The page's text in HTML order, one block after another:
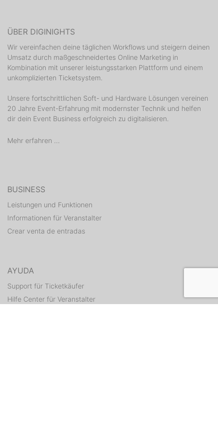
ÜBER DIGINIGHTS
Wir vereinfachen deine täglichen Workflows und steigern deinen
Umsatz durch maßgeschneidertes Online Marketing in
Kombination mit unserer leistungsstarken Plattform und einem
unkomplizierten Ticketsystem.
Unsere fortschrittlichen Soft- und Hardware Lösungen vereinen
20 Jahre Event-Erfahrung mit modernster Technik und helfen
dir dein Event Business erfolgreich zu digitalisieren.
Mehr erfahren ...
BUSINESS
Leistungen und Funktionen
Informationen für Veranstalter
Crear venta de entradas
AYUDA
Support für Ticketkäufer
Hilfe Center für Veranstalter